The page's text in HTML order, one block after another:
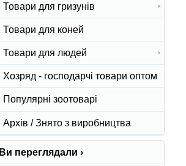
Товари для гризунів
Товари для коней
Товари для людей
Хозряд - господарчі товари оптом
Популярні зоотоварі
Архів / Знято з виробництва
Ви переглядали ›